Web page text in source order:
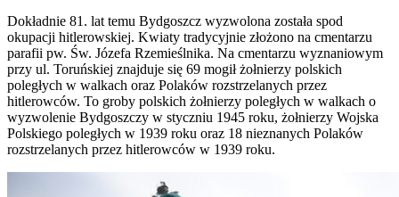
Dokładnie 81. lat temu Bydgoszcz wyzwolona została spod
okupacji hitlerowskiej. Kwiaty tradycyjnie złożono na cmentarzu
parafii pw. Św. Józefa Rzemieślnika. Na cmentarzu wyznaniowym
przy ul. Toruńskiej znajduje się 69 mogił żołnierzy polskich
poległych w walkach oraz Polaków rozstrzelanych przez
hitlerowców. To groby polskich żołnierzy poległych w walkach o
wyzwolenie Bydgoszczy w styczniu 1945 roku, żołnierzy Wojska
Polskiego poległych w 1939 roku oraz 18 nieznanych Polaków
rozstrzelanych przez hitlerowców w 1939 roku.